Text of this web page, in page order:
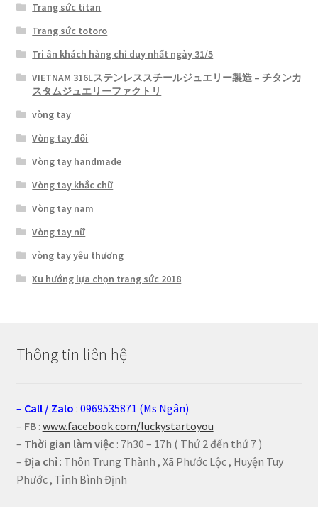
Trang sức titan
Trang sức totoro
Tri ân khách hàng chỉ duy nhất ngày 31/5
VIETNAM 316Lステンレススチールジュエリー製造 – チタンカ
スタムジュエリーファクトリ
vòng tay
Vòng tay đôi
Vòng tay handmade
Vòng tay khắc chữ
Vòng tay nam
Vòng tay nữ
vòng tay yêu thương
Xu hướng lựa chọn trang sức 2018
Thông tin liên hệ
– Call / Zalo : 0969535871 (Ms Ngân)
– FB: www.facebook.com/luckystartoyou
– Thời gian làm việc : 7h30 – 17h ( Thứ 2 đến thứ 7 )
– Địa chỉ: Thôn Trung Thành , Xã Phước Lộc , Huyện Tuy
Phước , Tỉnh Bình Định